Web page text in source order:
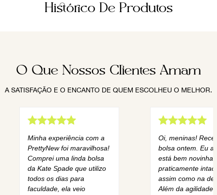
Histórico De Produtos
O Que Nossos Clientes Amam
A SATISFAÇÃO E O ENCANTO DE QUEM ESCOLHEU O MELHOR.
Minha experiência com a
PrettyNew foi maravilhosa!
Comprei uma linda bolsa
da Kate Spade que utilizo
todos os dias para
faculdade, ela veio
Oi, meninas!
bolsa ontem. Eu
está bem novinha,
praticamente
assim como na
Além da agilidade